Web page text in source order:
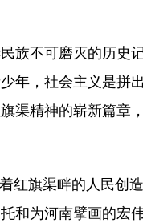
不可磨灭的历史
年，社会主义是拼
渠精神的崭新篇章
旗渠畔的人民创
为河南擘画的宏